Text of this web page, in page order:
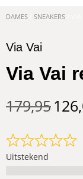
DAMES SNEAKERS
Via Vai
Via Vai
179,95
Uitstekend